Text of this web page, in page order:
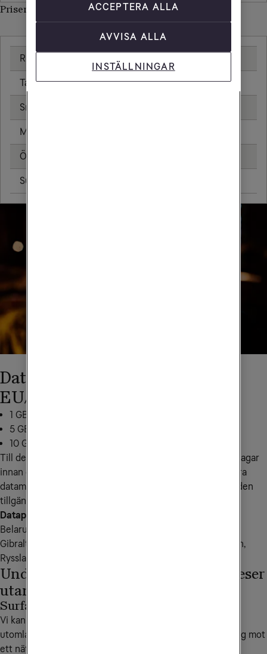
Priser inom Bosnien-Hercegovina
Ringa samtal
Ta emot samtal 20,00 kr/min
Sms
Mms
Öppningsavgift
Surfa utan surfpaket
Datapaket till Europa utanför
EU/EES
1 GB för 199 kr: skicka
5 GB för 349 kr: skicka
10 GB för 499 kr: skicka
Till det här landet kan du köpa till mobildata tidigast 30 dagar
innan du vill använda den. När du börjar använda den extra
datamängden i den region du befinner dig i är datamängden
tillgänglig i 14 dagar.
Datapaketet gäller i följande länder:
Belarus, Bosnien och Herzegovina, Färöarna, Georgien,
Gibraltar, Kosovo, Monaco, Montenegro, Nordmakedonien,
Ryssland, Schweiz, Serbien, Storbritannien.
Undvik onödiga kostnader när du reser
utanför EU/EES
Surfa endast på WiFi
Vi kan lägga på en spärr på ditt abonnemang när du är
utomlands. Spärren aktiveras när din mobil kopplar upp sig mot
ett nät utomlands och avaktiveras när du kommer hem.
ACCEPTERA ALLA
AVVISA ALLA
INSTÄLLNINGAR